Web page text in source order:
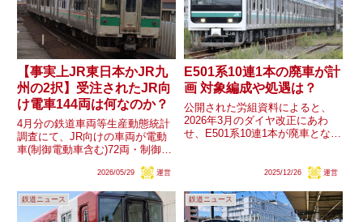
【事実上JR東日本かJR九
州の2択】受注されたJR向
け電車144両は何なのか？
4月分の鉄道車両等生産動態統計
調査にて、JR向けの車両が電動
車(制御電動車含む)72両・制御車
が明らかとなりました。JR北海
道・JR四国・JR貨物は非上場で
鉄道・運輸機構が全株式を所有し
公的企業向けにも分類...
2026/05/29 運営
E501系10連1本の廃車が計
画 対象編成や処遇は？
公開された労組資料によると、
2026年3月のダイヤ改正にあわ
せ、E501系10連1本が廃車となる
ましたが、10連では初めての事
成はどうなるのか、また5...
2025/12/26 運営
鉄道ニュース 鉄道ニュース